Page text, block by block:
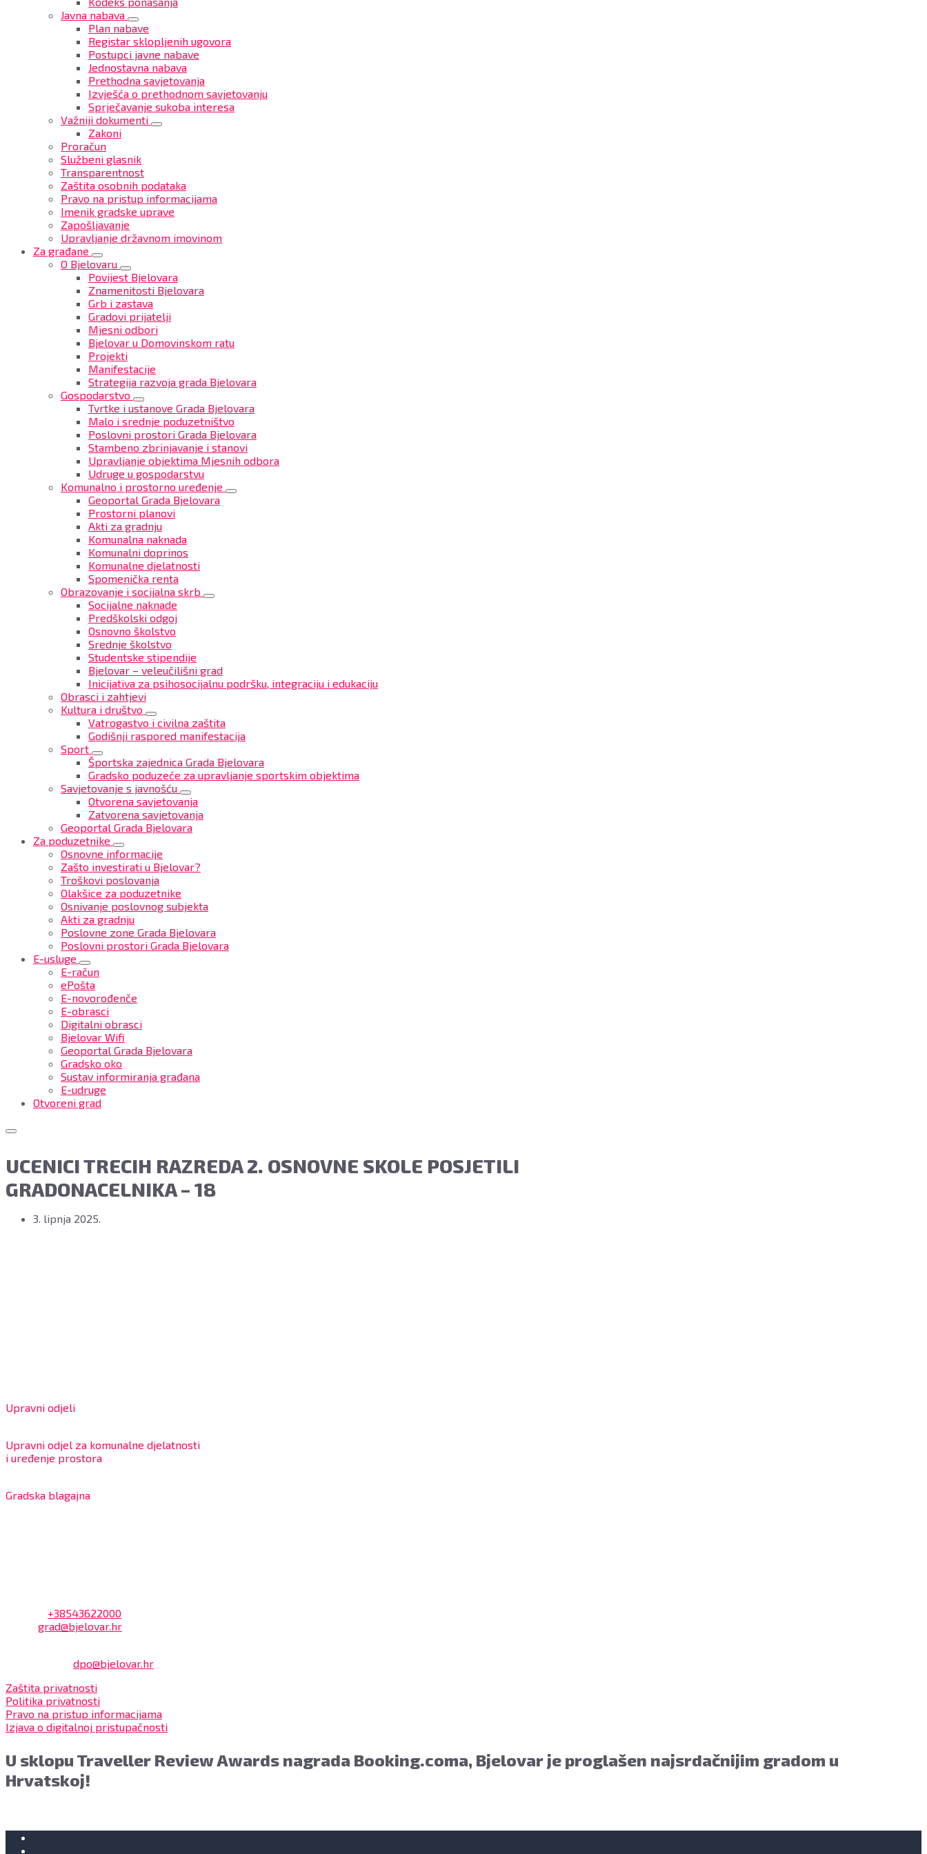
Javna nabava
Plan nabave
Registar sklopljenih ugovora
Postupci javne nabave
Jednostavna nabava
Prethodna savjetovanja
Izvješća o prethodnom savjetovanju
Sprječavanje sukoba interesa
Važniji dokumenti
Zakoni
Proračun
Službeni glasnik
Transparentnost
Zaštita osobnih podataka
Pravo na pristup informacijama
Imenik gradske uprave
Zapošljavanje
Upravljanje državnom imovinom
Za građane
O Bjelovaru
Povijest Bjelovara
Znamenitosti Bjelovara
Grb i zastava
Gradovi prijatelji
Mjesni odbori
Bjelovar u Domovinskom ratu
Projekti
Manifestacije
Strategija razvoja grada Bjelovara
Gospodarstvo
Tvrtke i ustanove Grada Bjelovara
Malo i srednje poduzetništvo
Poslovni prostori Grada Bjelovara
Stambeno zbrinjavanje i stanovi
Upravljanje objektima Mjesnih odbora
Udruge u gospodarstvu
Komunalno i prostorno uređenje
Geoportal Grada Bjelovara
Prostorni planovi
Akti za gradnju
Komunalna naknada
Komunalni doprinos
Komunalne djelatnosti
Spomenička renta
Obrazovanje i socijalna skrb
Socijalne naknade
Predškolski odgoj
Osnovno školstvo
Srednje školstvo
Studentske stipendije
Bjelovar – veleučilišni grad
Inicijativa za psihosocijalnu podršku, integraciju i edukaciju
Obrasci i zahtjevi
Kultura i društvo
Vatrogastvo i civilna zaštita
Godišnji raspored manifestacija
Sport
Športska zajednica Grada Bjelovara
Gradsko poduzeće za upravljanje sportskim objektima
Savjetovanje s javnošću
Otvorena savjetovanja
Zatvorena savjetovanja
Geoportal Grada Bjelovara
Za poduzetnike
Osnovne informacije
Zašto investirati u Bjelovar?
Troškovi poslovanja
Olakšice za poduzetnike
Osnivanje poslovnog subjekta
Akti za gradnju
Poslovne zone Grada Bjelovara
Poslovni prostori Grada Bjelovara
E-usluge
E-račun
ePošta
E-novorođenče
E-obrasci
Digitalni obrasci
Bjelovar Wifi
Geoportal Grada Bjelovara
Gradsko oko
Sustav informiranja građana
E-udruge
Otvoreni grad
UCENICI TRECIH RAZREDA 2. OSNOVNE SKOLE POSJETILI
GRADONACELNIKA – 18
3. lipnja 2025.
Upravni odjeli
Upravni odjel za komunalne djelatnosti
i uređenje prostora
Gradska blagajna
+38543622000
grad@bjelovar.hr
dpo@bjelovar.hr
Zaštita privatnosti
Politika privatnosti
Pravo na pristup informacijama
Izjava o digitalnoj pristupačnosti
U sklopu Traveller Review Awards nagrada Booking.coma, Bjelovar je proglašen najsrdačnijim gradom u
Hrvatskoj!